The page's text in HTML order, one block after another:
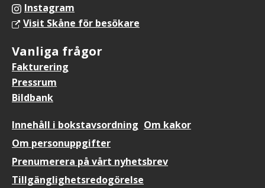
Instagram
Visit Skåne för besökare
Vanliga frågor
Fakturering
Pressrum
Bildbank
Sidfotsmeny
Innehåll i bokstavsordning Om kakor
Om personuppgifter
Prenumerera på vårt nyhetsbrev
Tillgänglighetsredogörelse